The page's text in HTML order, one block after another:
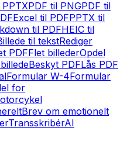
PPTXPDF til PNGPDF til
Excel til PDFPPTX til
til PDFHEIC til
til tekstRediger
PDFFlet billederOpdel
Beskyt PDFLås PDF
Formular W-4Formular
for
Brev om emotionelt
TransskribérAI